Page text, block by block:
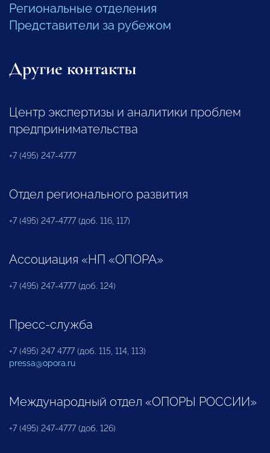
Региональные отделения
Представители за рубежом
Другие контакты
Центр экспертизы и аналитики проблем
предпринимательства
+7 (495) 247-4777
Отдел регионального развития
+7 (495) 247-4777 (доб. 116, 117)
Ассоциация «НП «ОПОРА»
+7 (495) 247-4777 (доб. 124)
Пресс-служба
+7 (495) 247 4777 (доб. 115, 114, 113)
pressa@opora.ru
Международный отдел «ОПОРЫ РОССИИ»
+7 (495) 247-4777 (доб. 126)